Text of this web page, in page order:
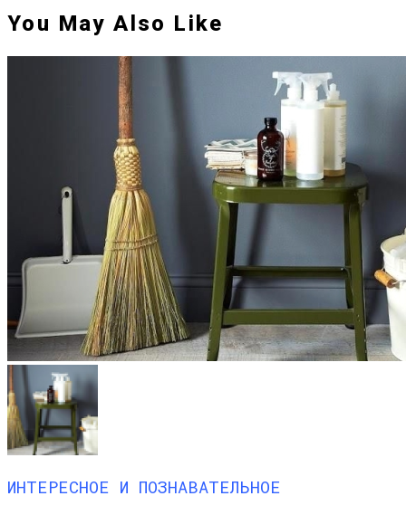
You May Also Like
ИНТЕРЕСНОЕ И ПОЗНАВАТЕЛЬНОЕ